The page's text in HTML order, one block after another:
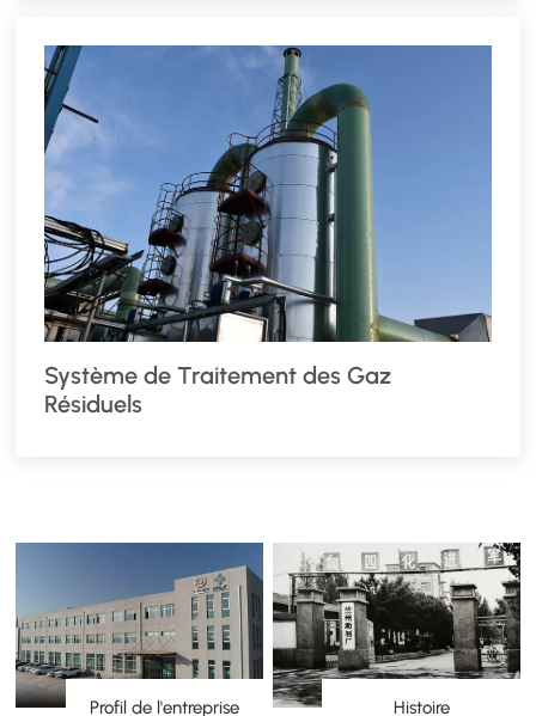
Système de Traitement des Gaz
Résiduels
Profil de l'entreprise Histoire